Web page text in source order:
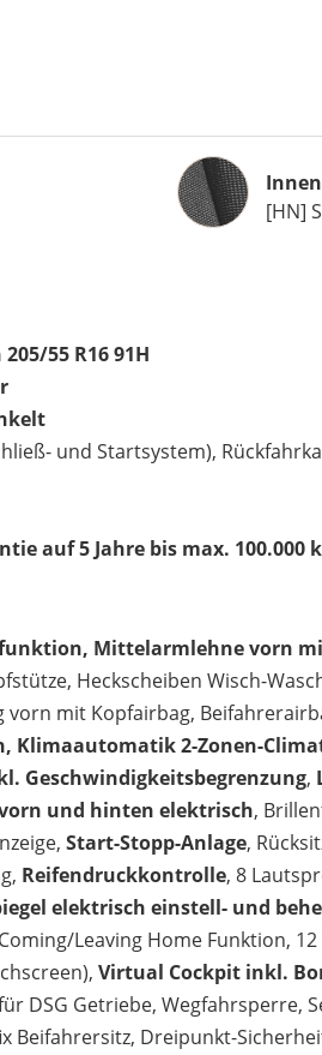
[HN]
55 R16 91H
und Startsystem),
auf 5 Jahre bis max. 100.000
Mittelarmlehne vorn
Heckscheiben Wisch-
vorn mit Kopfairbag,
Klimaautomatik 2-Zonen-
Geschwindigkeitsbegrenzung,
und hinten elektrisch,
Start-Stopp-Anlage,
Reifendruckkontrolle, 8
elektrisch einstell- und
Leaving Home Funktion,
Virtual Cockpit inkl.
DSG Getriebe, Wegfahrsperre,
Beifahrersitz, Dreipunkt-